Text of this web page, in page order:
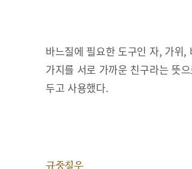
바느질에 필요한 도구인 자, 가위
가지를 서로 가까운 친구라는 뜻
두고 사용했다.
규중칠우